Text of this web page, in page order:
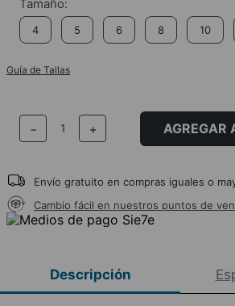
4 5 6 8 10
Guía de Tallas
＋
－ AGREGAR
Envío gratuito en compras iguales o
Cambio fácil en nuestros puntos de
Descripción